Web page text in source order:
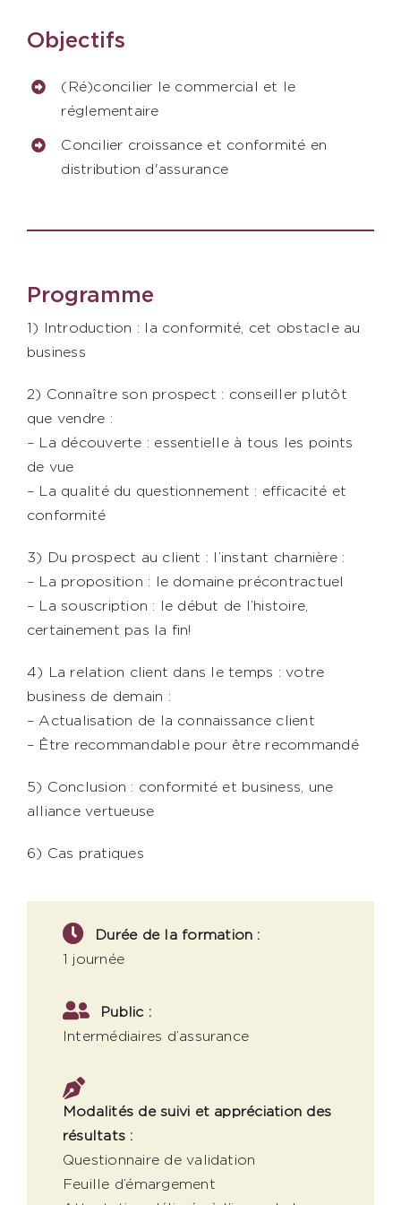
AXIESS FORMATION
Objectifs
(Ré)concilier le commercial et le
réglementaire
Concilier croissance et conformité en
distribution d'assurance
Programme
1) Introduction : la conformité, cet obstacle au
business
2) Connaître son prospect : conseiller plutôt
que vendre :
– La découverte : essentielle à tous les points
de vue
– La qualité du questionnement : efficacité et
conformité
3) Du prospect au client : l’instant charnière :
– La proposition : le domaine précontractuel
– La souscription : le début de l’histoire,
certainement pas la fin!
4) La relation client dans le temps : votre
business de demain :
– Actualisation de la connaissance client
– Être recommandable pour être recommandé
5) Conclusion : conformité et business, une
alliance vertueuse
6) Cas pratiques
Durée de la formation :
1 journée
Public :
Intermédiaires d’assurance
Modalités de suivi et appréciation des
résultats :
Questionnaire de validation
Feuille d’émargement